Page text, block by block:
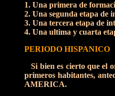
1. Una primera de
2. Una segunda etapa de
3. Una tercera etapa de
4. Una ultima y cuarta
PERIODO HISPANICO
Si bien es cierto que el
primeros habitantes,
AMERICA.